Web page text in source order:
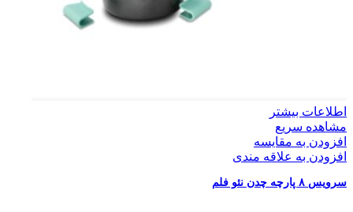
اطلاعات بیشتر
مشاهده سریع
افزودن به مقایسه
افزودن به علاقه مندی
سرویس ۸ پارچه چدن نئو فلم